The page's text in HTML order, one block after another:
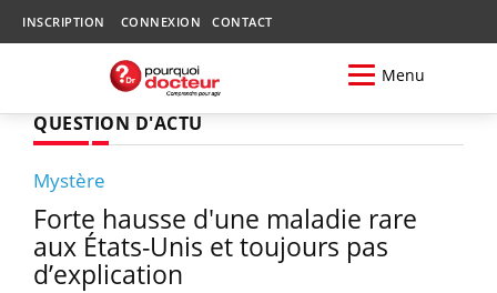
INSCRIPTION CONNEXION CONTACT
Menu
QUESTION D'ACTU
Mystère
Forte hausse d'une maladie rare
aux États-Unis et toujours pas
d’explication